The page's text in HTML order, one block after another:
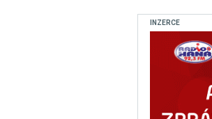
INZERCE